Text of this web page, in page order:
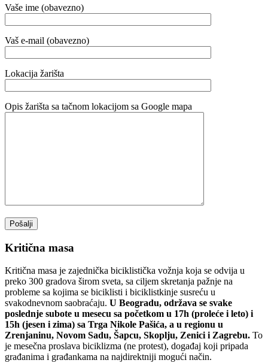
Vaše ime (obavezno)
Vaš e-mail (obavezno)
Lokacija žarišta
Opis žarišta sa tačnom lokacijom sa Google mapa
Kritična masa
Kritična masa je zajednička biciklistička vožnja koja se odvija u
preko 300 gradova širom sveta, sa ciljem skretanja pažnje na
probleme sa kojima se biciklisti i biciklistkinje susreću u
svakodnevnom saobraćaju. U Beogradu, održava se svake
poslednje subote u mesecu sa početkom u 17h (proleće i leto) i
15h (jesen i zima) sa Trga Nikole Pašića, a u regionu u
Zrenjaninu, Novom Sadu, Šapcu, Skoplju, Zenici i Zagrebu. To
je mesečna proslava biciklizma (ne protest), događaj koji pripada
građanima i građankama na najdirektniji mogući način.